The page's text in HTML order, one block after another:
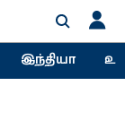
இந்தியா